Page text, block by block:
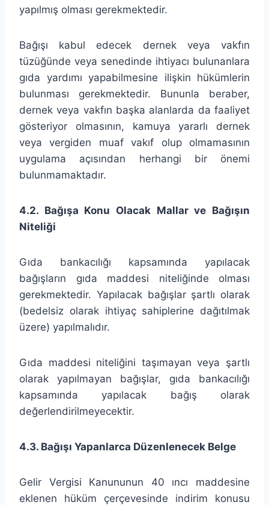
yapılmış olması gerekmektedir.
Bağışı kabul edecek dernek veya vakfın
tüzüğünde veya senedinde ihtiyacı bulunanlara
gıda yardımı yapabilmesine ilişkin hükümlerin
bulunması gerekmektedir. Bununla beraber,
dernek veya vakfın başka alanlarda da faaliyet
gösteriyor olmasının, kamuya yararlı dernek
veya vergiden muaf vakıf olup olmamasının
uygulama açısından herhangi bir önemi
bulunmamaktadır.
4.2. Bağışa Konu Olacak Mallar ve Bağışın
Niteliği
Gıda bankacılığı kapsamında yapılacak
bağışların gıda maddesi niteliğinde olması
gerekmektedir. Yapılacak bağışlar şartlı olarak
(bedelsiz olarak ihtiyaç sahiplerine dağıtılmak
üzere) yapılmalıdır.
Gıda maddesi niteliğini taşımayan veya şartlı
olarak yapılmayan bağışlar, gıda bankacılığı
kapsamında yapılacak bağış olarak
değerlendirilmeyecektir.
4.3. Bağışı Yapanlarca Düzenlenecek Belge
Gelir Vergisi Kanununun 40 ıncı maddesine
eklenen hüküm çerçevesinde indirim konusu